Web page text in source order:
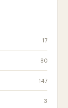
17
80
147
3